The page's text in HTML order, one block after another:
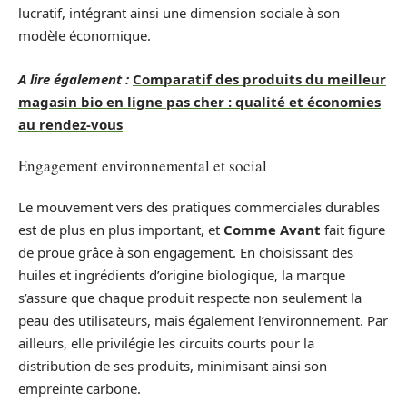
lucratif, intégrant ainsi une dimension sociale à son
modèle économique.
A lire également : Comparatif des produits du meilleur
magasin bio en ligne pas cher : qualité et économies
au rendez-vous
Engagement environnemental et social
Le mouvement vers des pratiques commerciales durables
est de plus en plus important, et Comme Avant fait figure
de proue grâce à son engagement. En choisissant des
huiles et ingrédients d’origine biologique, la marque
s’assure que chaque produit respecte non seulement la
peau des utilisateurs, mais également l’environnement. Par
ailleurs, elle privilégie les circuits courts pour la
distribution de ses produits, minimisant ainsi son
empreinte carbone.